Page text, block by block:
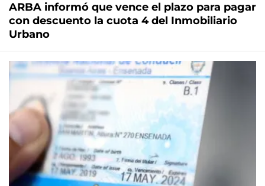
ARBA informó que vence el plazo para pagar
con descuento la cuota 4 del Inmobiliario
Urbano